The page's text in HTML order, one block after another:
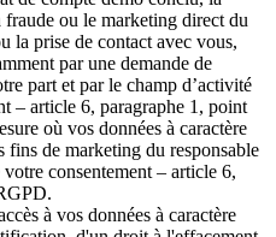
ou le marketing direct du
la prise de contact avec vous,
par une demande de
part et par le champ d’activité
– article 6, paragraphe 1, point
où vos données à caractère
fins de marketing du responsable
consentement – article 6,
à vos données à caractère